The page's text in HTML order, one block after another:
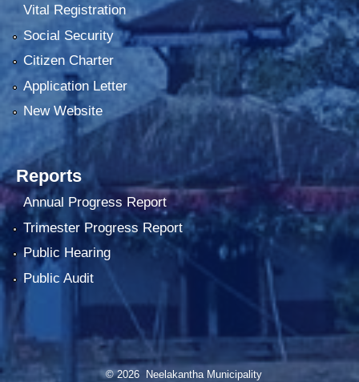
Vital Registration
Social Security
Citizen Charter
Application Letter
New Website
Reports
Annual Progress Report
Trimester Progress Report
Public Hearing
Public Audit
© 2026 Neelakantha Municipality